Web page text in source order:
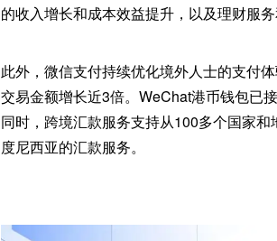
的收入增长和成本效益提升，以及理财服
此外，微信支付持续优化境外人士的支付
交易金额增长近3倍。WeChat港币钱包已
同时，跨境汇款服务支持从100多个国家
度尼西亚的汇款服务。